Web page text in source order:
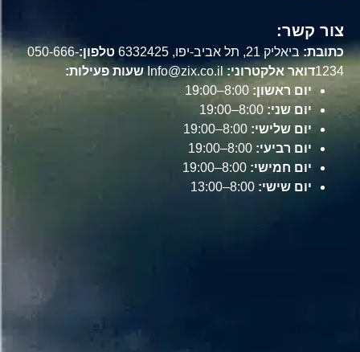
צור קשר:
כתובת:ביאליק 21, תל אביב-יפו, 6332425 טלפון:050-666-
1234דואר אלקטרוני:Info@zix.co.il
שעות פעילות:
יום ראשון:
יום שני:
יום שלישי:
יום רביעי:
יום חמישי:
יום שישי: